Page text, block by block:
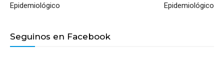
Epidemiológico
Epidemiológico
Seguinos en Facebook